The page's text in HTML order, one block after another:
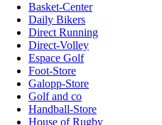
Basket-Center
Daily Bikers
Direct Running
Direct-Volley
Espace Golf
Foot-Store
Galopp-Store
Golf and co
Handball-Store
House of Rugby